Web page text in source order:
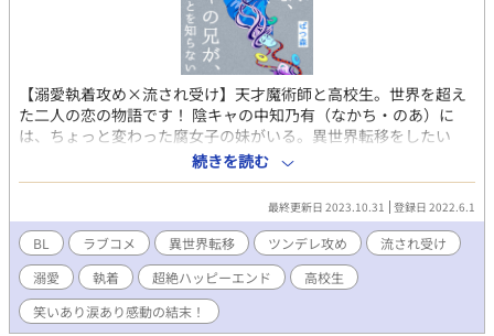
【溺愛執着攻め×流され受け】天才魔術師と高校生。世界を超え
た二人の恋の物語です！ 陰キャの中知乃有（なかち・のあ）に
は、ちょっと変わった腐女子の妹がいる。異世界転移をしたい
妹・羽里（うり）の代わりに、なぜか乃有が巻き込まれ、ありと
あらゆる異世界に飛ばされてしまうことに。しかし、毎回、違う
世界に来ているはずなのに、どこの世界にも必ず、乃有の近くに
は、おかしなツンデレが現れる。色んな世界のツンデレは、なぜ
か、一番はじめに行った世界の、天才魔術師・ヒューにそっく
り。「一体、なんだろうこの既視感？どうしてこんなに似てる
の？！どういうこと？！」だけど、乃有は、あることに気がつい
て…？ヒューとノアの世界を超えた純愛の物語。 【※※ＮＬ表現
はありません。ＢＬです！】 完結済みの原作小説は「ばつ森」の
続きを読む
最終更新日 2023.10.31 登録日 2022.6.1
BL ラブコメ 異世界転移 ツンデレ攻め
流され受け
溺愛
執着 超絶ハッピーエンド
高校生
笑いあり涙あり感動の結末！